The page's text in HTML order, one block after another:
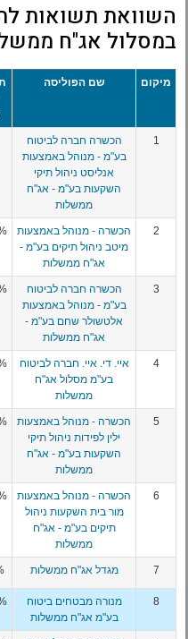
השוואת תשואות
במסלול אג"ח
מיקום שם הפוליסה
1
הכשרה חברה לביטוח
בע"מ - מנוהל באמצעות
אנליסט ניהול תיקי
השקעות בע"מ - אג"ח
ממשלות
2
הכשרה - מנוהל באמצעות
מיטב ניהול תיקים בע"מ -
אג"ח ממשלות
3
הכשרה חברה לביטוח
בע"מ - מנוהל באמצעות
אלטשולר שחם בע"מ -
אג"ח ממשלות
4
איי. די. איי. חברה לביטוח
בע"מ מסלול אג"ח
ממשלות
5
הכשרה - מנוהל באמצעות
ילין לפידות ניהול תיקי
השקעות בע"מ - אג"ח
ממשלות
6
הכשרה - מנוהל באמצעות
מור בית השקעות ניהול
תיקים בע"מ - אג"ח
ממשלות
7 מגדל אג"ח ממשלות
8
מנורה מבטחים ביטוח
בע"מ אג"ח ממשלות